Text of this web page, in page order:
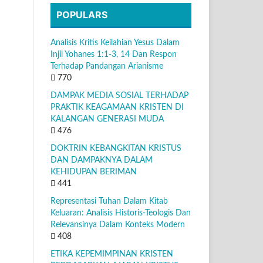
POPULARS
Analisis Kritis Keilahian Yesus Dalam
Injil Yohanes 1:1-3, 14 Dan Respon
Terhadap Pandangan Arianisme
770
DAMPAK MEDIA SOSIAL TERHADAP
PRAKTIK KEAGAMAAN KRISTEN DI
KALANGAN GENERASI MUDA
476
DOKTRIN KEBANGKITAN KRISTUS
DAN DAMPAKNYA DALAM
KEHIDUPAN BERIMAN
441
Representasi Tuhan Dalam Kitab
Keluaran: Analisis Historis-Teologis Dan
Relevansinya Dalam Konteks Modern
408
ETIKA KEPEMIMPINAN KRISTEN